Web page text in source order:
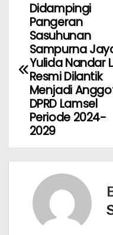
Didampingi
Pangeran
Sasuhunan
Sampurna
Yulida Nandar
Resmi Dilantik
Menjadi
DPRD Lamsel
Periode 2024-
2029